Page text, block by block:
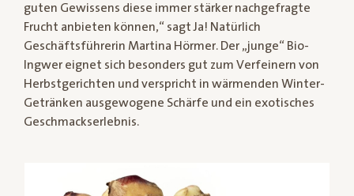
guten Gewissens diese immer stärker nachgefragte
Frucht anbieten können,“ sagt Ja! Natürlich
Geschäftsführerin Martina Hörmer. Der „junge“ Bio-
Ingwer eignet sich besonders gut zum Verfeinern von
Herbstgerichten und verspricht in wärmenden Winter-
Getränken ausgewogene Schärfe und ein exotisches
Geschmackserlebnis.